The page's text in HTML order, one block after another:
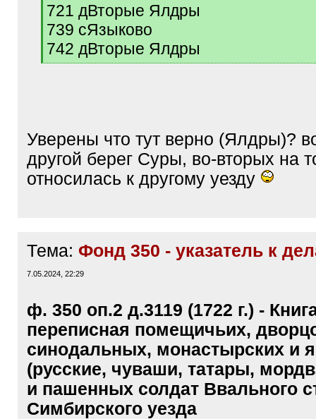
[
q
721 дВторые Ялдры
739 сЯзыково
742 дВторые Ялдры
[
Уверены что тут верно (Ялдры)?
другой берег Суры, во-вторых на
относилась к другому уезду
Тема: Фонд 350 - указатель к
7.05.2024, 22:29
ф. 350 оп.2 д.3119 (1722 г.) -
переписная помещичьих,
синодальных, монастырских и
(русские, чуваши, татары,
и пашенных солдат Ввального
Симбирского уезда